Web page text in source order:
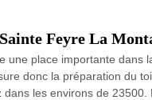
Feyre La
une place importante
donc la préparation du
les environs de